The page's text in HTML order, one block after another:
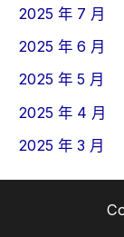
2025 年 7 月
2025 年 6 月
2025 年 5 月
2025 年 4 月
2025 年 3 月